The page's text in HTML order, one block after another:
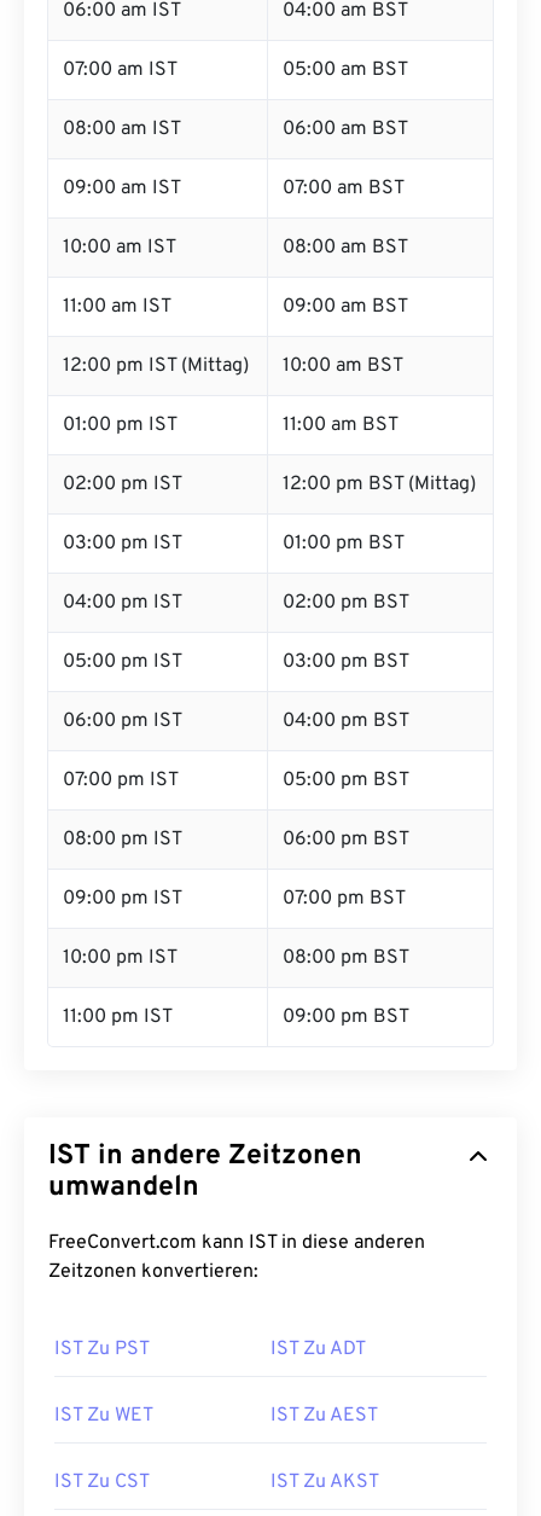
06:00 am IST 04:00 am BST
07:00 am IST 05:00 am BST
08:00 am IST 06:00 am BST
09:00 am IST 07:00 am BST
10:00 am IST 08:00 am BST
11:00 am IST 09:00 am BST
12:00 pm IST (Mittag) 10:00 am BST
01:00 pm IST 11:00 am BST
02:00 pm IST 12:00 pm BST (Mittag)
03:00 pm IST 01:00 pm BST
04:00 pm IST 02:00 pm BST
05:00 pm IST 03:00 pm BST
06:00 pm IST 04:00 pm BST
07:00 pm IST 05:00 pm BST
08:00 pm IST 06:00 pm BST
09:00 pm IST 07:00 pm BST
10:00 pm IST 08:00 pm BST
11:00 pm IST 09:00 pm BST
IST in andere Zeitzonen
umwandeln
FreeConvert.com kann IST in diese anderen
Zeitzonen konvertieren:
IST Zu PST IST Zu ADT
IST Zu WET IST Zu AEST
IST Zu CST IST Zu AKST